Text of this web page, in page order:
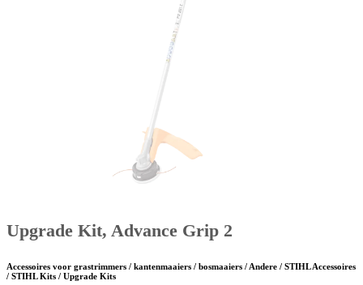
Upgrade Kit, Advance Grip 2
Accessoires voor grastrimmers / kantenmaaiers / bosmaaiers / Andere / STIHL Accessoires
/ STIHL Kits / Upgrade Kits